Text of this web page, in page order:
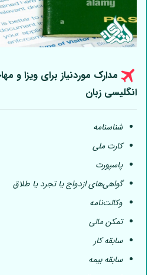
مدارک موردنیاز برای ویزا و
انگلیسی زبان
شناسنامه
کارت ملی
پاسپورت
گواهی‌های ازدواج یا تجرد یا طلاق
وکالت‌نامه
تمکن مالی
سابقه کار
سابقه بیمه